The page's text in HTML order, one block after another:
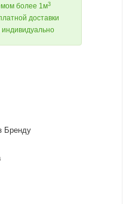
более 1м3
доставки
Бренду